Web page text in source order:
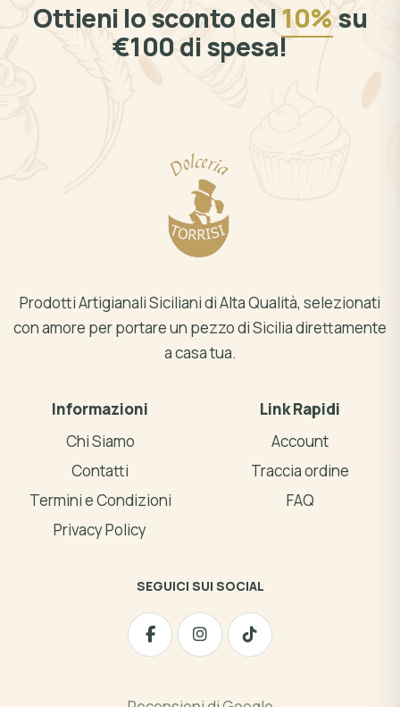
Ottieni lo sconto del 10%su
€100 di spesa!
Prodotti Artigianali Siciliani di Alta Qualità, selezionati
con amore per portare un pezzo di Sicilia direttamente
a casa tua.
Informazioni
Chi Siamo
Contatti
Termini e Condizioni
Privacy Policy
Link Rapidi
Account
Traccia ordine
FAQ
SEGUICI SUI SOCIAL